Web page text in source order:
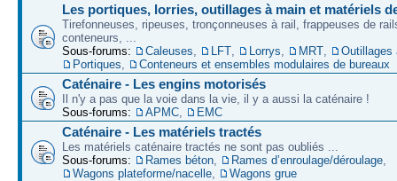
Les portiques, lorries, outillages à main et matériels
Tirefonneuses, ripeuses, tronçonneuses à rail, frappeuses de
conteneurs, ...
Sous-forums:
Caleuses LFT Lorrys MRT
Outillages
Portiques
Conteneurs et ensembles modulaires de bureaux
Caténaire - Les engins motorisés
Il n'y a pas que la voie dans la vie, il y a aussi la caténaire !
Sous-forums:
APMC EMC
Caténaire - Les matériels tractés
Les matériels caténaire tractés ne sont pas oubliés ...
Sous-forums:
Rames béton Rames d’enroulage/déroulage
Wagons plateforme/nacelle
Wagons grue